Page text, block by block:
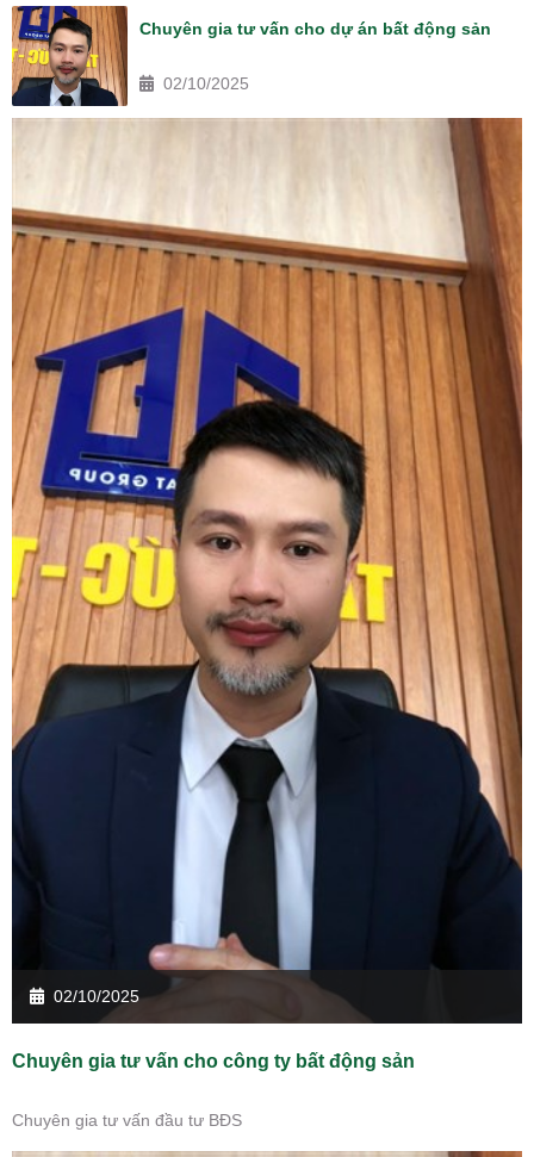
Chuyên gia tư vấn cho dự án bất động sản
02/10/2025
02/10/2025
Chuyên gia tư vấn cho công ty bất động sản
Chuyên gia tư vấn đầu tư BĐS